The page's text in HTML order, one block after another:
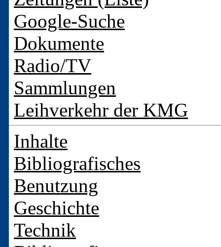
Google-Suche
Dokumente
Radio/TV
Sammlungen
Leihverkehr der KMG
Inhalte
Bibliografisches
Benutzung
Geschichte
Technik